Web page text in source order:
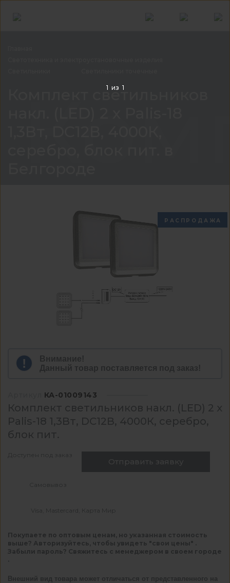
Комплект светильников
РАСПРОДАЖА
Внимание!
Данный товар поставляется под заказ!
КА-01009143
Комплект светильников накл. (LED) 2 х
Palis-18 1,3Вт, DC12В, 4000К, серебро,
блок пит.
Доступен под заказ
Отправить заявку
Самовывоз
Visa, Mastercard, Карта Мир
Покупаете по оптовым ценам, но указанная стоимость
выше? Авторизуйтесь, чтобы увидеть "свои цены" .
Забыли пароль? Свяжитесь с менеджером в своем городе
Внешний вид товара может отличаться от представленного на
1 из 1